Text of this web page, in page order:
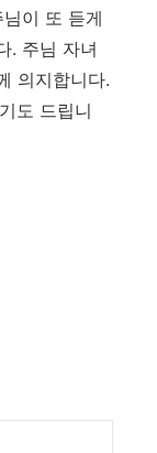
이 또 듣게
. 주님 자녀
의지합니다.
도 드립니